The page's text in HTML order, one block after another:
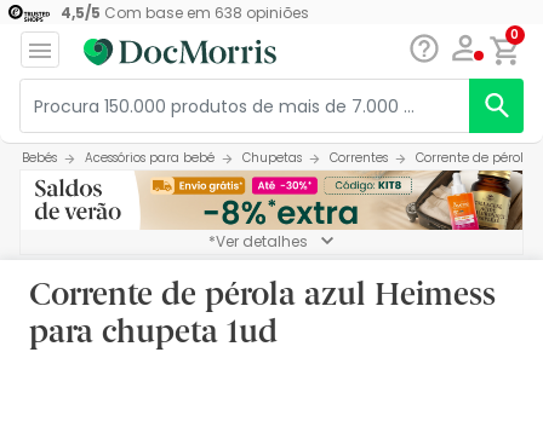
4,5/5 Com base em 638 opiniões
0
Bebés Acessórios para bebé Chupetas Correntes Corrente de pérola
*Ver detalhes
Corrente de pérola azul Heimess
para chupeta 1ud